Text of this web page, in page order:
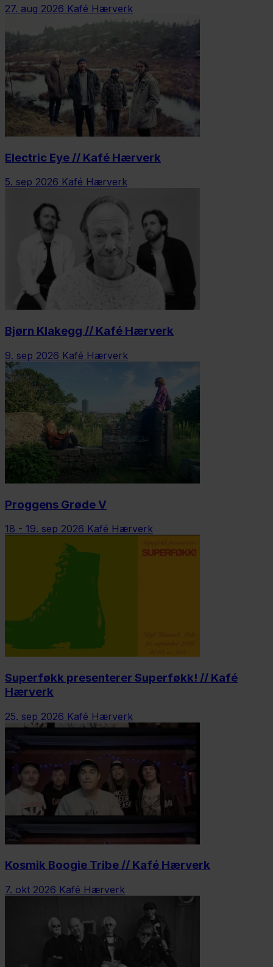
27. aug 2026 Kafé Hærverk
Electric Eye // Kafé Hærverk
5. sep 2026 Kafé Hærverk
Bjørn Klakegg // Kafé Hærverk
9. sep 2026 Kafé Hærverk
Proggens Grøde V
18 - 19. sep 2026 Kafé Hærverk
Superføkk presenterer Superføkk! // Kafé
Hærverk
25. sep 2026 Kafé Hærverk
Kosmik Boogie Tribe // Kafé Hærverk
7. okt 2026 Kafé Hærverk